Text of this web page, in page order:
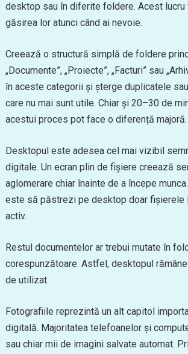
desktop sau în diferite foldere. Acest
găsirea lor atunci când ai nevoie.
Creează o structură simplă de foldere
„Documente”, „Proiecte”, „Facturi” sau
în aceste categorii și șterge duplicatele
care nu mai sunt utile. Chiar și 20–30 de
acestui proces pot face o diferență majoră.
Desktopul este adesea cel mai vizibil
digitale. Un ecran plin de fișiere creează
aglomerare chiar înainte de a începe
este să păstrezi pe desktop doar fișierele
activ.
Restul documentelor ar trebui mutate în
corespunzătoare. Astfel, desktopul
de utilizat.
Fotografiile reprezintă un alt capitol
digitală. Majoritatea telefoanelor și
sau chiar mii de imagini salvate automat.